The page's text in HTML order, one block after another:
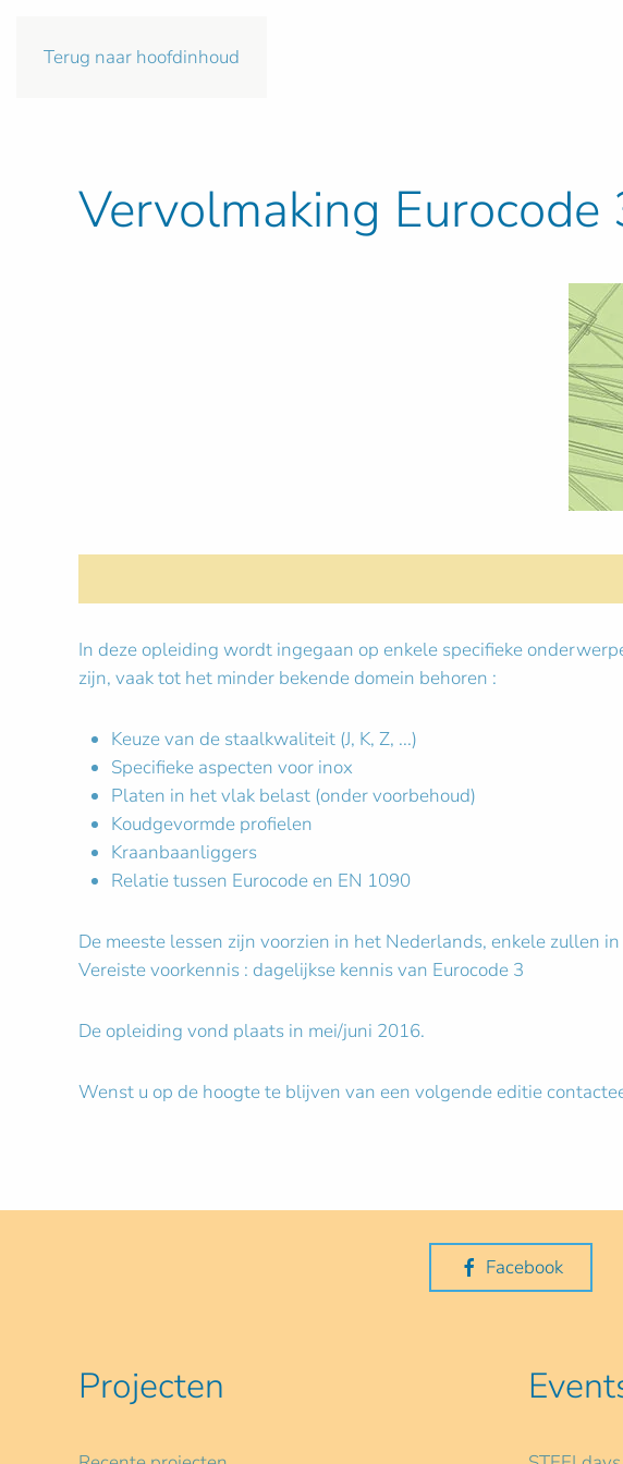
Terug naar hoofdinhoud
Vervolmaking Eurocode
In deze opleiding wordt ingegaan op enkele specifieke
zijn, vaak tot het minder bekende domein behoren :
Keuze van de staalkwaliteit (J, K, Z, ...)
Specifieke aspecten voor inox
Platen in het vlak belast (onder voorbehoud)
Koudgevormde profielen
Kraanbaanliggers
Relatie tussen Eurocode en EN 1090
De meeste lessen zijn voorzien in het Nederlands, enkele zullen
Vereiste voorkennis : dagelijkse kennis van Eurocode 3
De opleiding vond plaats in mei/juni 2016.
Wenst u op de hoogte te blijven van een volgende editie
Facebook
Projecten